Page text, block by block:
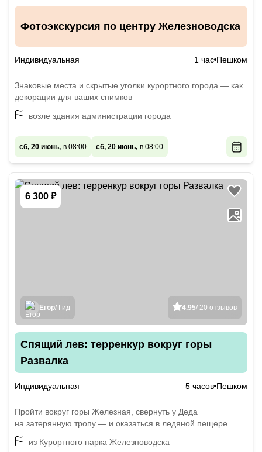
Фотоэкскурсия по центру Железноводска
Индивидуальная 1 час Пешком
Знаковые места и скрытые уголки курортного города — как
декорации для ваших снимков
возле здания администрации города
сб, 20 июнь, в 08:00 сб, 20 июнь, в 08:00
6 300 ₽
4.95/ 20 отзывов
Егор/ Гид
Спящий лев: терренкур вокруг горы
Развалка
Индивидуальная 5 часов Пешком
Пройти вокруг горы Железная, свернуть у Деда
на затерянную тропу — и оказаться в ледяной пещере
из Курортного парка Железноводска